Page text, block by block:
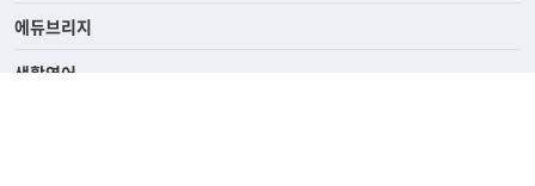
에듀브리지
생활영어